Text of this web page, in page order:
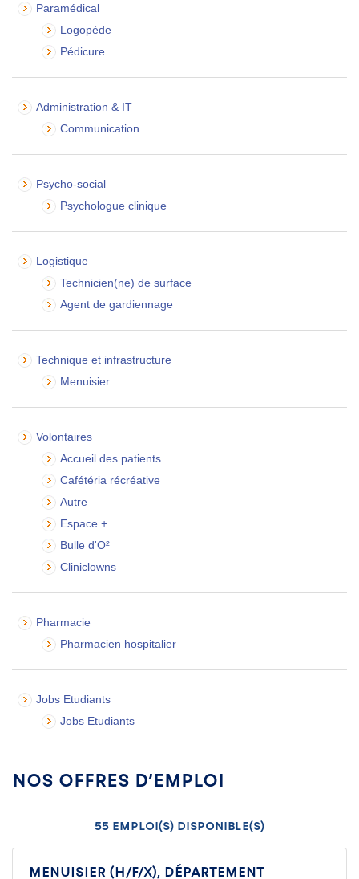
Paramédical
Logopède
Pédicure
Administration & IT
Communication
Psycho-social
Psychologue clinique
Logistique
Technicien(ne) de surface
Agent de gardiennage
Technique et infrastructure
Menuisier
Volontaires
Accueil des patients
Cafétéria récréative
Autre
Espace +
Bulle d'O²
Cliniclowns
Pharmacie
Pharmacien hospitalier
Jobs Etudiants
Jobs Etudiants
Nos offres d’emploi
55 emploi(s) disponible(s)
Menuisier (H/F/X), Département